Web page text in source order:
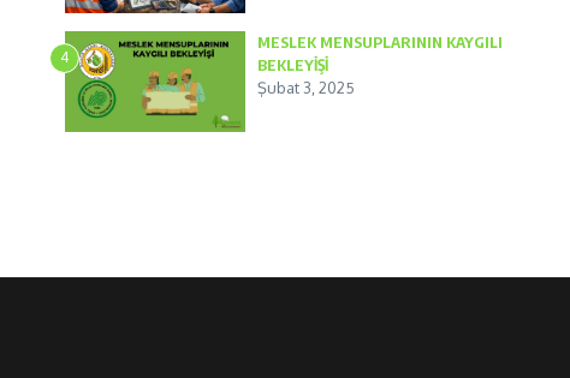
4
MESLEK MENSUPLARININ KAYGILI
BEKLEYİŞİ
Şubat 3, 2025